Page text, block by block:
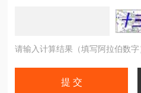
请输入计算结果（填写阿拉伯数